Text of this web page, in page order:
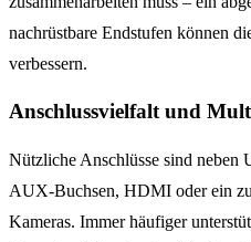
nachrüstbare Endstufen können
verbessern.
Anschlussvielfalt und
Nützliche Anschlüsse sind neben
AUX-Buchsen, HDMI oder ein
Kameras. Immer häufiger